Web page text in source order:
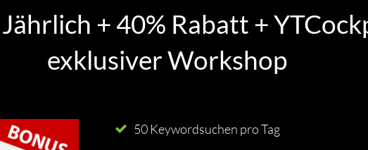
+ 40% Rabatt +
exklusiver Workshop
50 Keywordsuchen pro Tag